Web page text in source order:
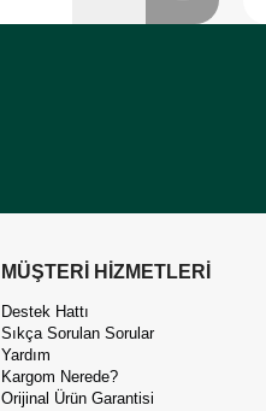
MÜŞTERİ HİZMETLERİ
Destek Hattı
Sıkça Sorulan Sorular
Yardım
Kargom Nerede?
Orijinal Ürün Garantisi